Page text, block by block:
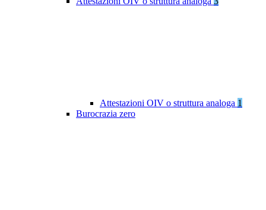
Attestazioni OIV o struttura analoga 1
Burocrazia zero